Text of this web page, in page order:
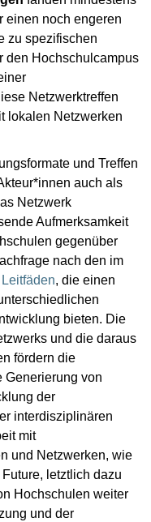
einen noch engeren
zu spezifischen
den Hochschulcampus
Netzwerktreffen
lokalen Netzwerken
und Treffen
auch als
Netzwerk
Aufmerksamkeit
gegenüber
nach den im
Leitfäden, die einen
bieten. Die
und die daraus
fördern die
Generierung von
der
interdisziplinären
mit
und Netzwerken, wie
letztlich dazu
Hochschulen weiter
und der